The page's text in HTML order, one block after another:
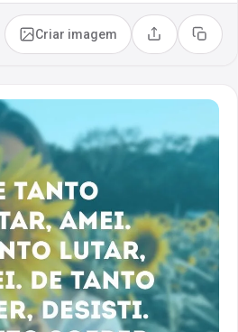
Criar imagem Compartilhar
Copiar